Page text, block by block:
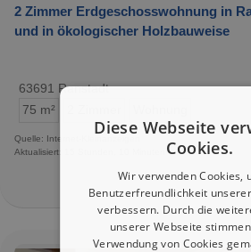
2 Zimmer Erdgeschosswohnung in
und in ökologischer Holzbauweise
63691 Ranstadt
75 m²
Quelle: Internet-Kleinanzeigen
Aktualisiert: 15 Stunden, 10 Minuten
Diese Webseite
Cookies.
Wir verwenden Cookies,
Benutzerfreundlichkeit
verbessern. Durch die
unserer Webseite
Verwendung von Cookies